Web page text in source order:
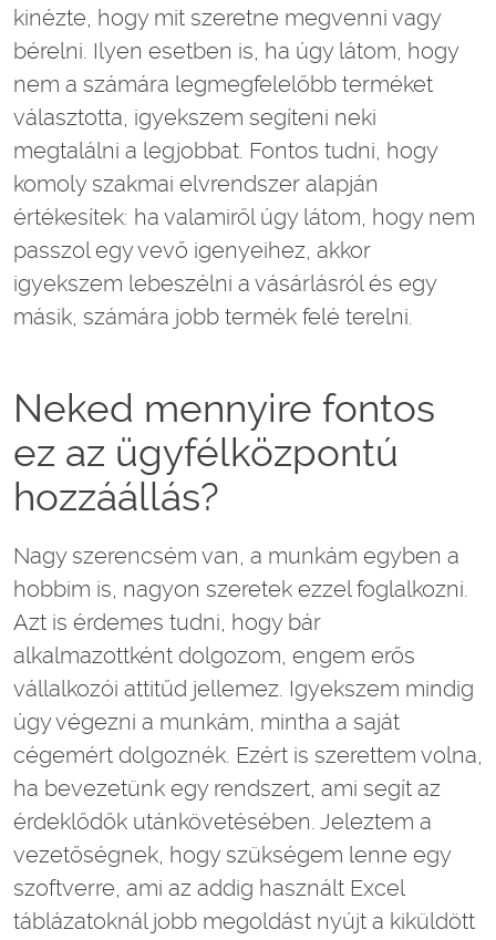
kinézte, hogy mit szeretne megvenni vagy
bérelni. Ilyen esetben is, ha úgy látom, hogy
nem a számára legmegfelelőbb terméket
választotta, igyekszem segíteni neki
megtalálni a legjobbat. Fontos tudni, hogy
komoly szakmai elvrendszer alapján
értékesítek: ha valamiről úgy látom, hogy nem
passzol egy vevő igenyeihez, akkor
igyekszem lebeszélni a vásárlásról és egy
másik, számára jobb termék felé terelni.
Neked mennyire fontos
ez az ügyfélközpontú
hozzáállás?
Nagy szerencsém van, a munkám egyben a
hobbim is, nagyon szeretek ezzel foglalkozni.
Azt is érdemes tudni, hogy bár
alkalmazottként dolgozom, engem erős
vállalkozói attitűd jellemez. Igyekszem mindig
úgy végezni a munkám, mintha a saját
cégemért dolgoznék. Ezért is szerettem volna,
ha bevezetünk egy rendszert, ami segít az
érdeklődők utánkövetésében. Jeleztem a
vezetőségnek, hogy szükségem lenne egy
szoftverre, ami az addig használt Excel
táblázatoknál jobb megoldást nyújt a kiküldött